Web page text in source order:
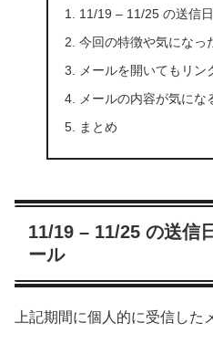
11/19 – 11/25 の送信
今回の特徴や気になっ
メールを開いてもリン
メールの内容が気にな
まとめ
11/19 – 11/25 の送信
ール
上記期間に個人的に受信した